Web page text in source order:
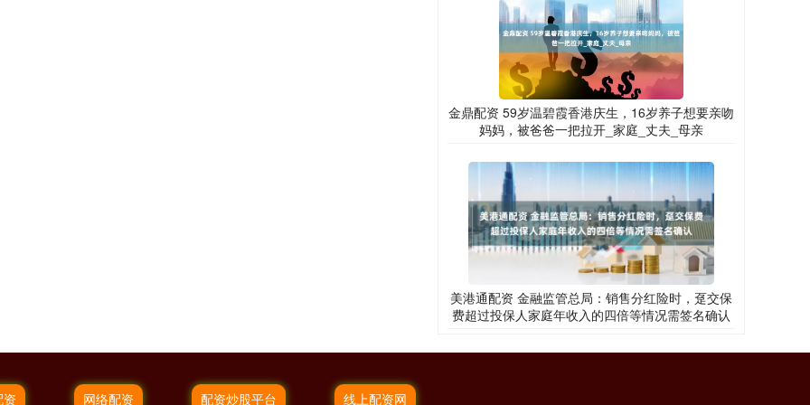
金鼎配资 59岁温碧霞香港庆生，16岁养子想要亲吻
妈妈，被爸爸一把拉开_家庭_丈夫_母亲
美港通配资 金融监管总局：销售分红险时，趸交保
费超过投保人家庭年收入的四倍等情况需签名确认
网络配资 配资炒股平台 线上配资网